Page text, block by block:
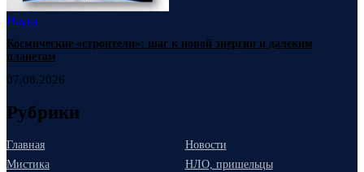
Наука
Космические «строители»: шаг к новой энергии и далеким
планетам
07.08.2026
Рубрики
Главная
Новости
Мистика
НЛО, пришельцы